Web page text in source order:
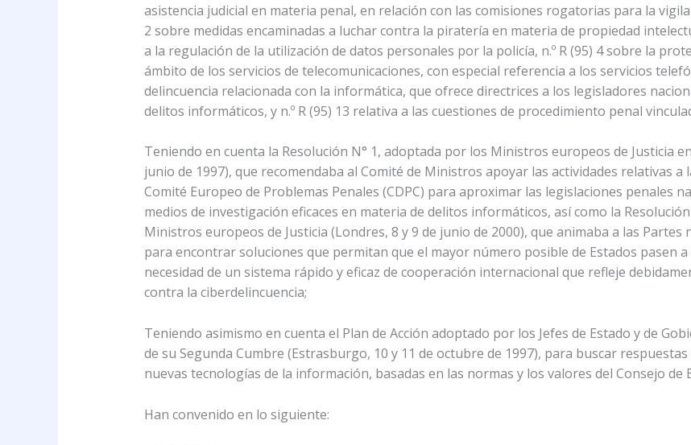
asistencia judicial en materia penal, en relación con las comisiones rogatorias para la
2 sobre medidas encaminadas a luchar contra la piratería en materia de propiedad
a la regulación de la utilización de datos personales por la policía, n.º R (95) 4 sobre la
ámbito de los servicios de telecomunicaciones, con especial referencia a los servicios
delincuencia relacionada con la informática, que ofrece directrices a los legisladores
delitos informáticos, y n.º R (95) 13 relativa a las cuestiones de procedimiento penal
Teniendo en cuenta la Resolución N° 1, adoptada por los Ministros europeos de Justicia
junio de 1997), que recomendaba al Comité de Ministros apoyar las actividades relativas
Comité Europeo de Problemas Penales (CDPC) para aproximar las legislaciones penales
medios de investigación eficaces en materia de delitos informáticos, así como la
Ministros europeos de Justicia (Londres, 8 y 9 de junio de 2000), que animaba a las
para encontrar soluciones que permitan que el mayor número posible de Estados pasen
necesidad de un sistema rápido y eficaz de cooperación internacional que refleje
contra la ciberdelincuencia;
Teniendo asimismo en cuenta el Plan de Acción adoptado por los Jefes de Estado y de
de su Segunda Cumbre (Estrasburgo, 10 y 11 de octubre de 1997), para buscar
nuevas tecnologías de la información, basadas en las normas y los valores del Consejo de
Han convenido en lo siguiente: